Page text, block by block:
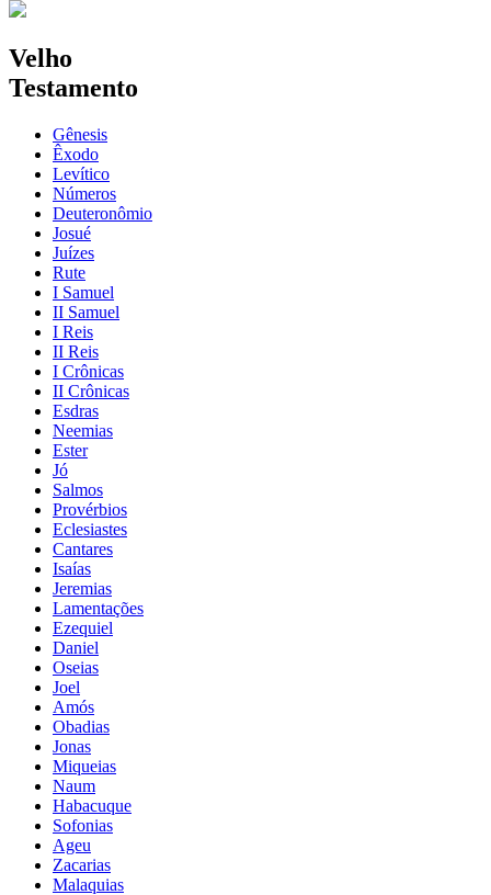
Velho
Testamento
Gênesis
Êxodo
Levítico
Números
Deuteronômio
Josué
Juízes
Rute
I Samuel
II Samuel
I Reis
II Reis
I Crônicas
II Crônicas
Esdras
Neemias
Ester
Jó
Salmos
Provérbios
Eclesiastes
Cantares
Isaías
Jeremias
Lamentações
Ezequiel
Daniel
Oseias
Joel
Amós
Obadias
Jonas
Miqueias
Naum
Habacuque
Sofonias
Ageu
Zacarias
Malaquias